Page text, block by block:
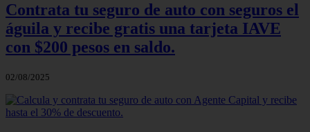
Contrata tu seguro de auto con seguros el
águila y recibe gratis una tarjeta IAVE
con $200 pesos en saldo.
02/08/2025